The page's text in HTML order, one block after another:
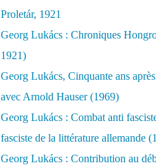
Proletár, 1921
Georg Lukács : Chroniques
1921)
Georg Lukács, Cinquante ans
avec Arnold Hauser (1969)
Georg Lukács : Combat anti
fasciste de la littérature allemande
Georg Lukács : Contribution au